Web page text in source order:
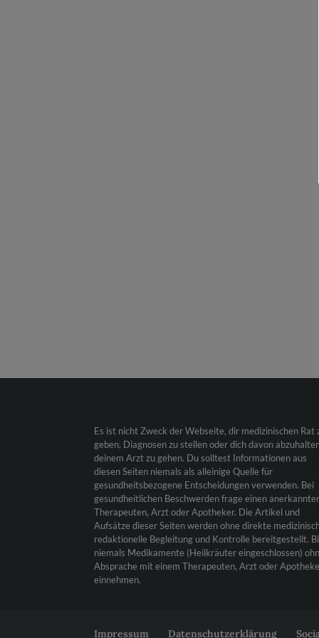
Es ist nicht Zweck der Webseite, dir medizinischen Rat
geben, Diagnosen zu stellen oder dich davon
deinem Arzt zu gehen. Du solltest Informationen aus
diesen Seiten niemals als alleinige Quelle für
gesundheitsbezogene Entscheidungen verwenden. Bei
gesundheitlichen Beschwerden frage einen
Therapeuten, Arzt oder Apotheker. Die Artikel und
Aufsätze dieser Seiten werden ohne direkte
redaktionelle Begleitung und Kontrolle bereitgestellt.
niemals Medikamente (Heilkräuter eingeschlossen)
Absprache mit einem Therapeuten, Arzt oder
einnehmen.
Impressum Datenschutzerklärung